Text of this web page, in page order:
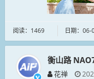
阅读：1469 日期：06-
衡山路
花禅